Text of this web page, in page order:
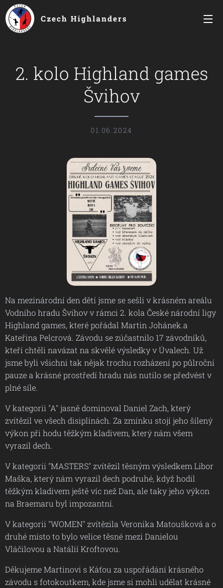
Czech Highlanders
2. kolo Highland games
Švihov
01.06.2024
Na mezinárodní den dětí jsme se sešli v krásném areálu
Vodního hradu Švihov v rámci 2. kola České národní ligy
Highland games, které pořádal Martin Johánek.a
Kateřina Pelcrová. Závodu se zúčastnilo 17 závodníků,
kteří chtěli navázat na skvělé výsledky v Úvalech. Už
jsme byli všichni tak nějak trochu rozházení po půlroční
pauze a krásné prostředí hradu nás nutilo se předvést v
plné síle.
V kategorii "A" jasně dominoval Daniel Zach, který
zvítězil ve všech disiplínách. Za zmínku stojí jeho šílený
výkon při hodu těžkým kladivem, který nám všem
vyrazil dech.
V kategorii "MASTERS" zvítězil těsným výsledkem Libor
Maška, který nám vyrazil dech podruhé, když hodil
těžkým kladivem ještě víc než Dan, ale taky jeho výkon
na Braemaru byl impozantní.
V kategorii "WOMEN" zvítězila Veronika Matoušková a o
druhé místo to bylo velice těsné mezi Danielou
Vláčilovou a Natálií Kroftovou.
Děkujeme Martinovi s Káťou za uspořádání krásného
závodu s fotokoutkem, kde jsme si mohli udělat krásné